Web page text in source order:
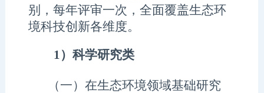
别 ，每年评审一次，全面覆盖生态环
境科技创新各维度。
1）科学研究类
（一）在生态环境领域基础研究